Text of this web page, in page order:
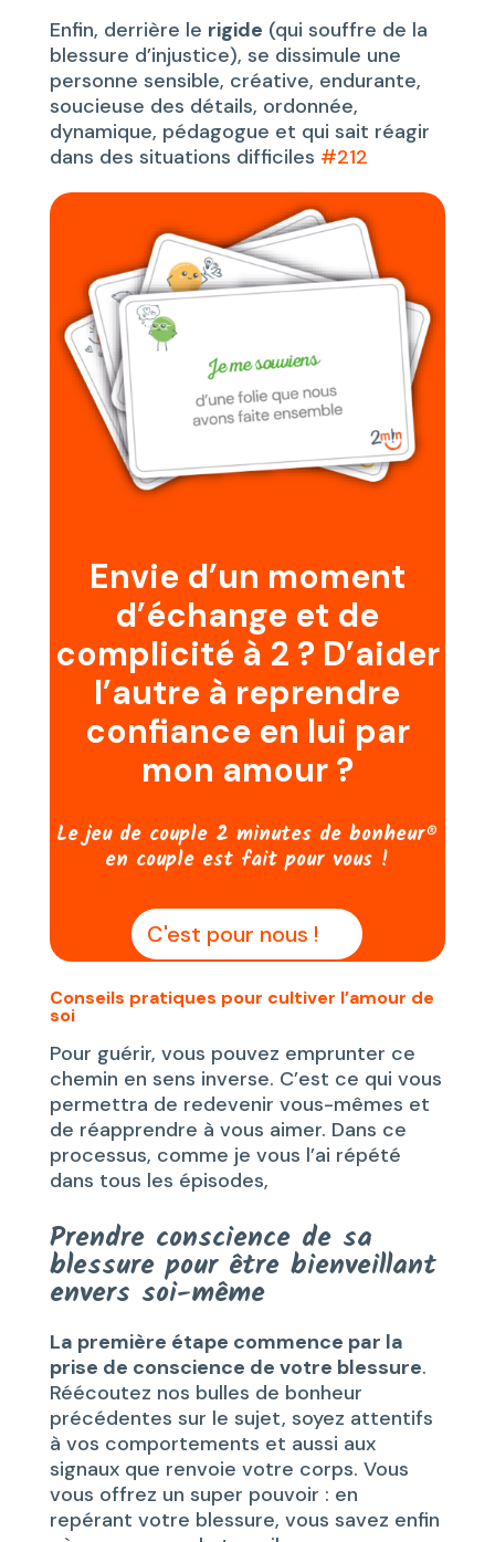
Enfin, derrière le rigide (qui souffre de la
blessure d’injustice), se dissimule une
personne sensible, créative, endurante,
soucieuse des détails, ordonnée,
dynamique, pédagogue et qui sait réagir
dans des situations difficiles #212
Envie d’un moment
d’échange et de
complicité à 2 ? D’aider
l’autre à reprendre
confiance en lui par
mon amour ?
Le jeu de couple 2 minutes de bonheur®
en couple est fait pour vous !
C'est pour nous !
Conseils pratiques pour cultiver l’amour de
soi
Pour guérir, vous pouvez emprunter ce
chemin en sens inverse. C’est ce qui vous
permettra de redevenir vous-mêmes et
de réapprendre à vous aimer. Dans ce
processus, comme je vous l’ai répété
dans tous les épisodes,
Prendre conscience de sa
blessure pour être bienveillant
envers soi-même
La première étape commence par la
prise de conscience de votre blessure.
Réécoutez nos bulles de bonheur
précédentes sur le sujet, soyez attentifs
à vos comportements et aussi aux
signaux que renvoie votre corps. Vous
vous offrez un super pouvoir : en
repérant votre blessure, vous savez enfin